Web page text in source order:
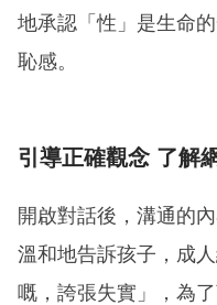
地承認「性」是生命
恥感。
引導正確觀念 了解
開啟對話後，溝通的
溫和地告訴孩子，成
嘅，誇張失實」，為